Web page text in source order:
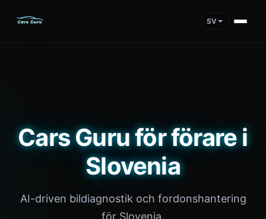
SV
Cars Guru för förare i
Slovenia
AI-driven bildiagnostik och fordonshantering
för Slovenia.